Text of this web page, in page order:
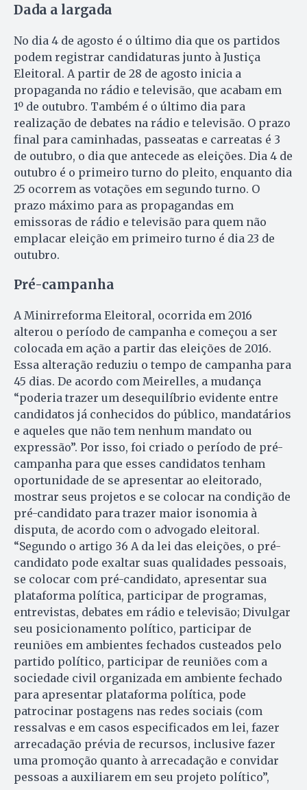
Dada a largada
No dia 4 de agosto é o último dia que os partidos
podem registrar candidaturas junto à Justiça
Eleitoral. A partir de 28 de agosto inicia a
propaganda no rádio e televisão, que acabam em
1º de outubro. Também é o último dia para
realização de debates na rádio e televisão. O prazo
final para caminhadas, passeatas e carreatas é 3
de outubro, o dia que antecede as eleições. Dia 4 de
outubro é o primeiro turno do pleito, enquanto dia
25 ocorrem as votações em segundo turno. O
prazo máximo para as propagandas em
emissoras de rádio e televisão para quem não
emplacar eleição em primeiro turno é dia 23 de
outubro.
Pré-campanha
A Minirreforma Eleitoral, ocorrida em 2016
alterou o período de campanha e começou a ser
colocada em ação a partir das eleições de 2016.
Essa alteração reduziu o tempo de campanha para
45 dias. De acordo com Meirelles, a mudança
“poderia trazer um desequilíbrio evidente entre
candidatos já conhecidos do público, mandatários
e aqueles que não tem nenhum mandato ou
expressão”. Por isso, foi criado o período de pré-
campanha para que esses candidatos tenham
oportunidade de se apresentar ao eleitorado,
mostrar seus projetos e se colocar na condição de
pré-candidato para trazer maior isonomia à
disputa, de acordo com o advogado eleitoral.
“Segundo o artigo 36 A da lei das eleições, o pré-
candidato pode exaltar suas qualidades pessoais,
se colocar com pré-candidato, apresentar sua
plataforma política, participar de programas,
entrevistas, debates em rádio e televisão; Divulgar
seu posicionamento político, participar de
reuniões em ambientes fechados custeados pelo
partido político, participar de reuniões com a
sociedade civil organizada em ambiente fechado
para apresentar plataforma política, pode
patrocinar postagens nas redes sociais (com
ressalvas e em casos especificados em lei, fazer
arrecadação prévia de recursos, inclusive fazer
uma promoção quanto à arrecadação e convidar
pessoas a auxiliarem em seu projeto político”,